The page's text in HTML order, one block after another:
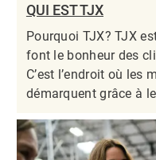
QUI EST TJX
Pourquoi TJX? TJX
font le bonheur des
C’est l’endroit où les
démarquent grâce à